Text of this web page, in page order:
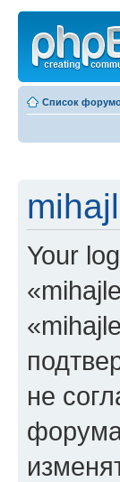
Список
Your
не